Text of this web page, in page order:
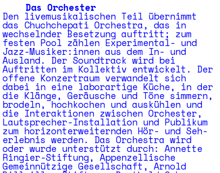
Das Orchester
Den livemusikalischen Teil übernimmt
das Chuchchepati Orchestra, das in
wechselnder Besetzung auftritt; zum
festen Pool zählen Experi­mental- und
Jazz-Musiker:innen aus dem In- und
Ausland. Der Sound­track wird bei
Auftritten im Kollektiv entwickelt. Der
offene Konzert­raum verwandelt sich
dabei in eine laborartige Küche, in der
die Klänge, Geräusche und Töne simmern,
brodeln, hoch­kochen und auskühlen und
die Inter­aktionen zwischen Orchester,
Lautsprecher-Installation und Publikum
zum horizont­erweiternden Hör- und Seh­
erlebnis werden. Das Orchestra wird
oder wurde unterstützt durch: Annette
Ringier-Stiftung, Appenzellische
Gemeinnützige Gesellschaft, Arnold